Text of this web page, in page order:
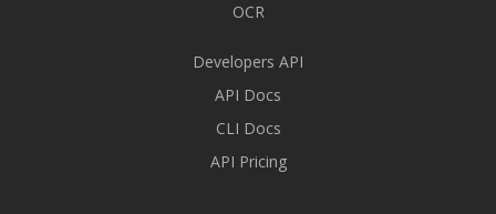
OCR
Developers API
API Docs
CLI Docs
API Pricing